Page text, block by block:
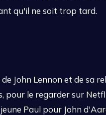
qu'il ne soit trop tard.
John Lennon et de sa
pour le regarder sur
Paul pour John